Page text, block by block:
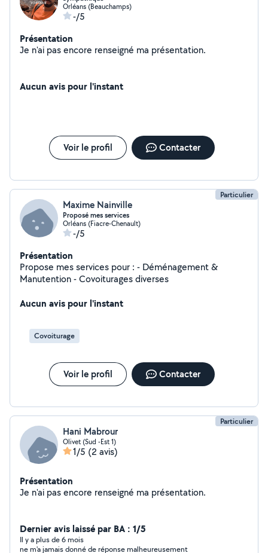
Orléans (Beauchamps)
-/5
Présentation
Je n'ai pas encore renseigné ma présentation.
Aucun avis pour l'instant
Voir le profil Contacter
Particulier
Maxime Nainville
Proposé mes services
Orléans (Fiacre-Chenault)
-/5
Présentation
Propose mes services pour : - Déménagement &
Manutention - Covoiturages diverses
Aucun avis pour l'instant
Covoiturage
Voir le profil Contacter
Particulier
Hani Mabrour
Olivet (Sud -Est 1)
1/5 (2 avis)
Présentation
Je n'ai pas encore renseigné ma présentation.
Dernier avis laissé par BA : 1/5
Il y a plus de 6 mois
ne m'a jamais donné de réponse malheureusement